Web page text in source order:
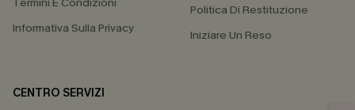
Informativa Sulla Privacy
Politica Di Restituzione
Iniziare Un Reso
CENTRO SERVIZI